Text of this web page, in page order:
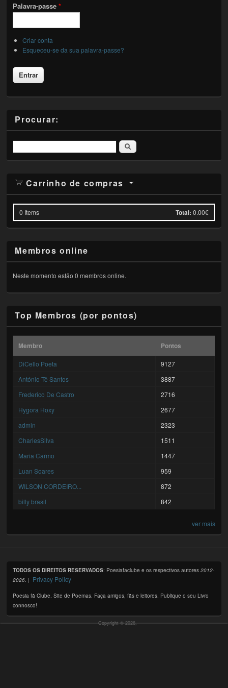
Palavra-passe*
Criar conta
Esqueceu-se da sua palavra-passe?
Procurar:
Pesquisar
Carrinho de compras
0 Items Total: 0.00€
Membros online
Neste momento estão 0 membros online.
Top Membros (por pontos)
Membro Pontos
DiCello Poeta
9127
António Tê Santos
3887
Frederico De Castro
2716
Hygora Hoxy
2677
admin
2323
CharlesSilva
1511
Maria Carmo
1447
Luan Soares
959
WILSON CORDEIRO...
872
billy brasil
842
ver mais
TODOS OS DIREITOS RESERVADOS: Poesiafaclube e os respectivos autores2012-
2026 . | Privacy Policy
Poesia fã Clube. Site de Poemas. Faça amigos, fãs e leitores. Publique o seu Livro
connosco!
Copyright © 2026,